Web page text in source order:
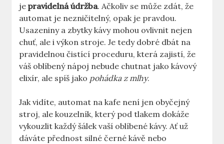
je​pravidelná údržba. Ačkoliv se může zdát,⁣ že
⁢automat ⁢je⁤ nezničitelný, opak je pravdou.
Usazeniny‌ a⁣ zbytky kávy mohou ovlivnit nejen⁤
chuť, ‌ale ‌i ⁤výkon stroje. Je tedy ⁢dobré dbát na⁣
pravidelnou čistící ⁤proceduru, která zajistí, že
⁣váš oblíbený nápoj‍ nebude chutnat jako kávový
elixír, ale spíš jako pohádka z⁢ mlhy.
Jak vidíte, automat na‌ kafe ‍není jen obyčejný
stroj, ale‍ kouzelník, který ‍pod tlakem dokáže
vykouzlit každý ⁣šálek vaší oblíbené kávy. Ať‍ už
‌dáváte‍ přednost silné černé kávě nebo